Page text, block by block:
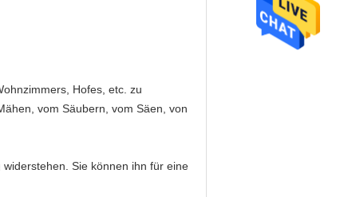
Hofes, etc. zu
vom Säubern, vom Säen, von
Sie können ihn für eine